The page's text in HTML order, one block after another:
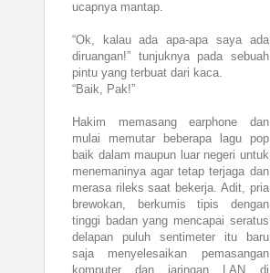
ucapnya mantap.
“Ok, kalau ada apa-apa saya ada
diruangan!” tunjuknya pada sebuah
pintu yang terbuat dari kaca.
“Baik, Pak!”
Hakim memasang earphone dan
mulai memutar beberapa lagu pop
baik dalam maupun luar negeri untuk
menemaninya agar tetap terjaga dan
merasa rileks saat bekerja. Adit, pria
brewokan, berkumis tipis dengan
tinggi badan yang mencapai seratus
delapan puluh sentimeter itu baru
saja menyelesaikan pemasangan
komputer dan jaringan LAN di